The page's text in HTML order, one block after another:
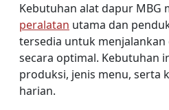
Kebutuhan alat dapur MBG
peralatan utama dan
tersedia untuk
secara optimal. Kebutuhan
produksi, jenis menu, serta
harian.